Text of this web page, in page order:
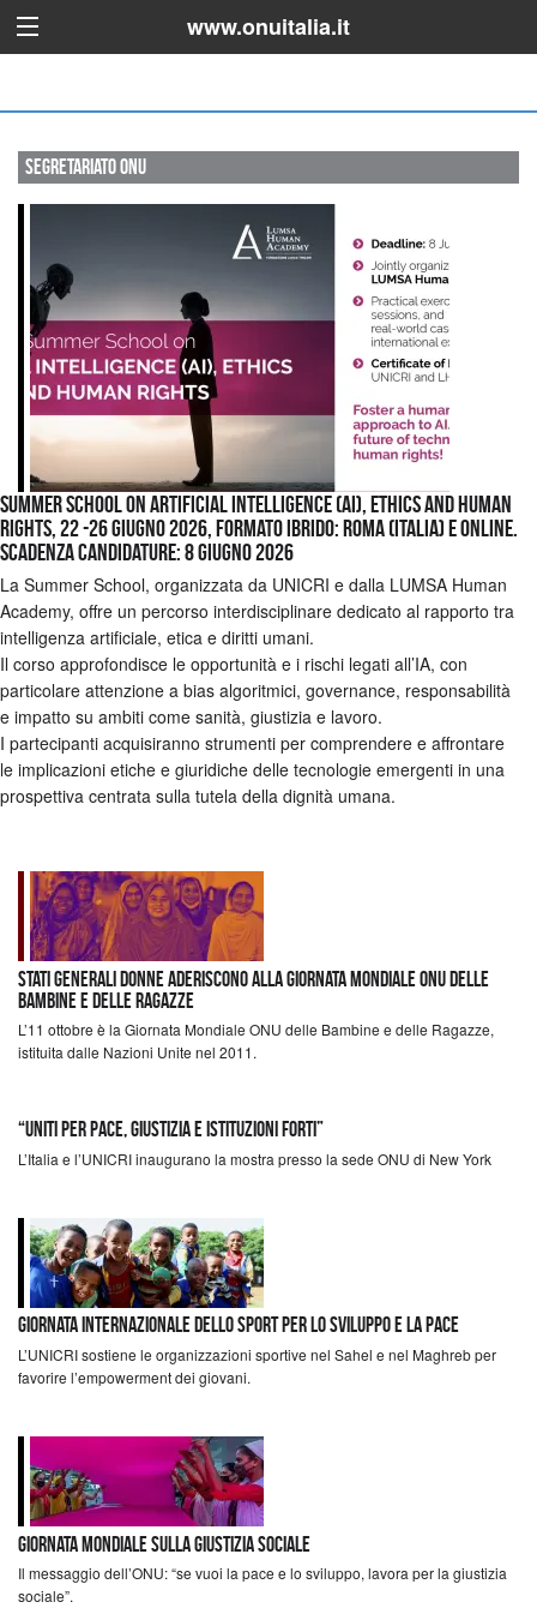
www.onuitalia.it
Segretariato ONU
Summer School on Artificial Intelligence (AI), Ethics and Human
Rights, 22 -26 giugno 2026, Formato Ibrido: Roma (Italia) e online.
Scadenza candidature: 8 giugno 2026
La Summer School, organizzata da UNICRI e dalla LUMSA Human
Academy, offre un percorso interdisciplinare dedicato al rapporto tra
intelligenza artificiale, etica e diritti umani.
Il corso approfondisce le opportunità e i rischi legati all’IA, con
particolare attenzione a bias algoritmici, governance, responsabilità
e impatto su ambiti come sanità, giustizia e lavoro.
I partecipanti acquisiranno strumenti per comprendere e affrontare
le implicazioni etiche e giuridiche delle tecnologie emergenti in una
prospettiva centrata sulla tutela della dignità umana.
Stati Generali Donne aderiscono alla Giornata Mondiale Onu delle
bambine e delle ragazze
L’11 ottobre è la Giornata Mondiale ONU delle Bambine e delle Ragazze,
istituita dalle Nazioni Unite nel 2011.
“Uniti per pace, giustizia e istituzioni forti”
L’Italia e l’UNICRI inaugurano la mostra presso la sede ONU di New York
Giornata internazionale dello sport per lo sviluppo e la pace
L’UNICRI sostiene le organizzazioni sportive nel Sahel e nel Maghreb per
favorire l’empowerment dei giovani.
Giornata mondiale sulla giustizia sociale
Il messaggio dell’ONU: “se vuoi la pace e lo sviluppo, lavora per la giustizia
sociale”.